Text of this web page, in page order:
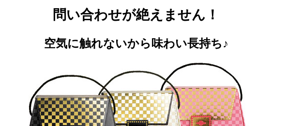
問い合わせが絶えません！
空気に触れないから味わい長持ち♪